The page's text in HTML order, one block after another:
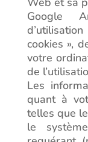
Google
cookies »,
votre
de
Les
quant à
telles que
le